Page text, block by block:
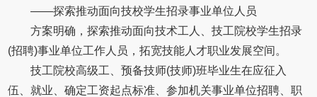
——探索推动面向技校学生招录事业单位人员
方案明确，探索推动面向技术工人、技工院校学生招录
(招聘)事业单位工作人员，拓宽技能人才职业发展空间。
技工院校高级工、预备技师(技师)班毕业生在应征入
伍、就业、确定工资起点标准、参加机关事业单位招聘、职